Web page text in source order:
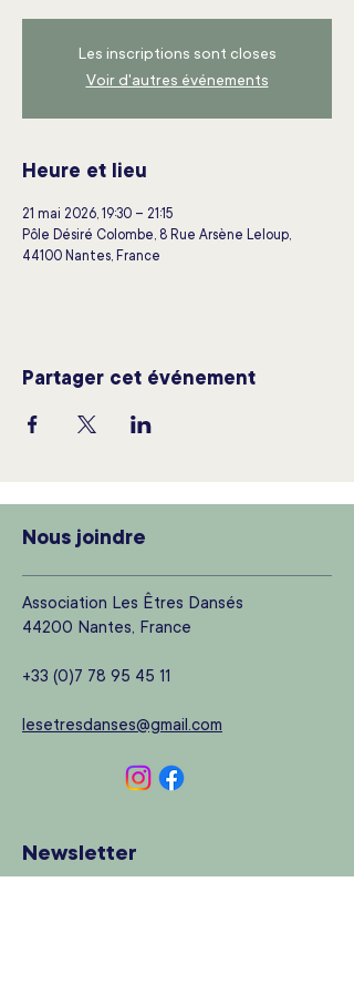
Les inscriptions sont closes
Voir d'autres événements
Heure et lieu
21 mai 2026, 19:30 – 21:15
Pôle Désiré Colombe, 8 Rue Arsène Leloup,
44100 Nantes, France
Partager cet événement
Nous joindre
Association Les Êtres Dansés
44200 Nantes, France
+33 (0)7 78 95 45 11
lesetresdanses@gmail.com
Newsletter